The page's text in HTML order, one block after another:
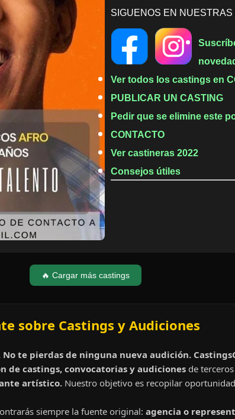
SIGUENOS EN
Ver todos los castings en
PUBLICAR UN CASTING
Pedir que se elimine este
CONTACTO
Ver castineras 2022
Consejos útiles
🔥 Cargar más castings
sobre Castings y Audiciones
No te pierdas de ninguna nueva audición.
de castings, convocatorias y audiciones de
artístico. Nuestro objetivo es recopilar
siempre la fuente original: agencia o